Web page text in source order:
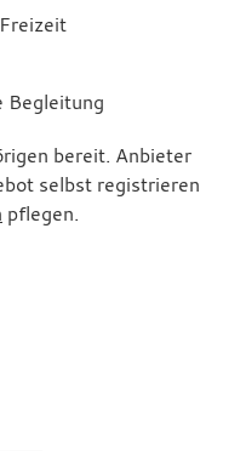
Begleitung
bereit. Anbieter
selbst registrieren
pflegen.